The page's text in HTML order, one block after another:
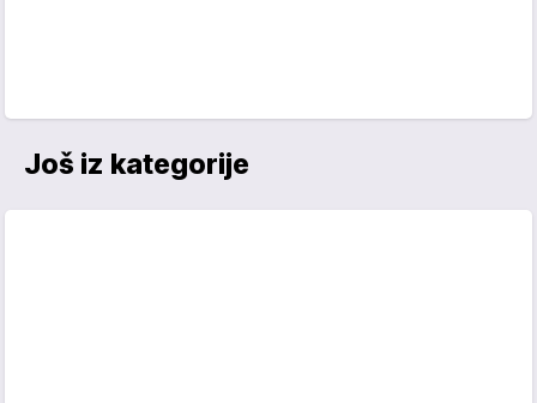
Još iz kategorije